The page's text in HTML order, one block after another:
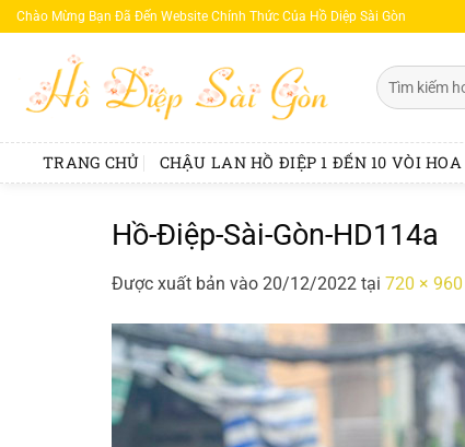
Bỏ
qua
dung
Chào Mừng Bạn Đã Đến Website Chính Thức Của Hồ Diệp Sài Gòn
Tìm
kiếm:
TRANG CHỦ CHẬU LAN HỒ ĐIỆP 1 ĐẾN 10 VÒI HOA
Hồ-Điệp-Sài-Gòn-HD114a
Được xuất bản vào 20/12/2022 tại 720 × 960